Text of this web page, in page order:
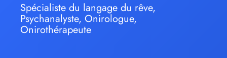
Spécialiste du langage du rêve,
Psychanalyste, Onirologue,
Onirothérapeute